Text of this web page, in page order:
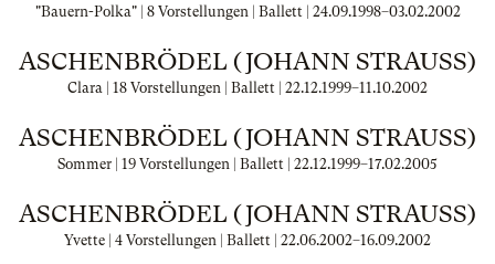
"Bauern-Polka" | 8 Vorstellungen | Ballett | 24.09.1998–03.02.2002
ASCHENBRÖDEL (JOHANN STRAUSS)
Clara | 18 Vorstellungen | Ballett | 22.12.1999–11.10.2002
ASCHENBRÖDEL (JOHANN STRAUSS)
Sommer | 19 Vorstellungen | Ballett | 22.12.1999–17.02.2005
ASCHENBRÖDEL (JOHANN STRAUSS)
Yvette | 4 Vorstellungen | Ballett | 22.06.2002–16.09.2002